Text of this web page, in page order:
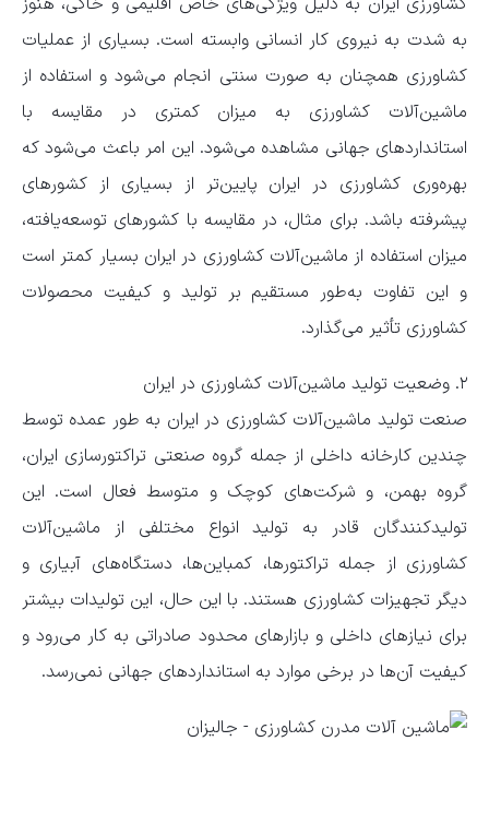
به شدت به نیروی کار انسانی وابسته است. بسیاری از عملیات
کشاورزی همچنان به صورت سنتی انجام می‌شود و استفاده از
ماشین‌آلات کشاورزی به میزان کمتری در مقایسه با
استانداردهای جهانی مشاهده می‌شود. این امر باعث می‌شود که
بهره‌وری کشاورزی در ایران پایین‌تر از بسیاری از کشورهای
پیشرفته باشد. برای مثال، در مقایسه با کشورهای توسعه‌یافته،
میزان استفاده از ماشین‌آلات کشاورزی در ایران بسیار کمتر است
و این تفاوت به‌طور مستقیم بر تولید و کیفیت محصولات
کشاورزی تأثیر می‌گذارد.
۲. وضعیت تولید ماشین‌آلات کشاورزی در ایران
صنعت تولید ماشین‌آلات کشاورزی در ایران به طور عمده توسط
چندین کارخانه داخلی از جمله گروه صنعتی تراکتورسازی ایران،
گروه بهمن، و شرکت‌های کوچک و متوسط فعال است. این
تولیدکنندگان قادر به تولید انواع مختلفی از ماشین‌آلات
کشاورزی از جمله تراکتورها، کمباین‌ها، دستگاه‌های آبیاری و
دیگر تجهیزات کشاورزی هستند. با این حال، این تولیدات بیشتر
برای نیازهای داخلی و بازارهای محدود صادراتی به کار می‌رود و
کیفیت آن‌ها در برخی موارد به استانداردهای جهانی نمی‌رسد.